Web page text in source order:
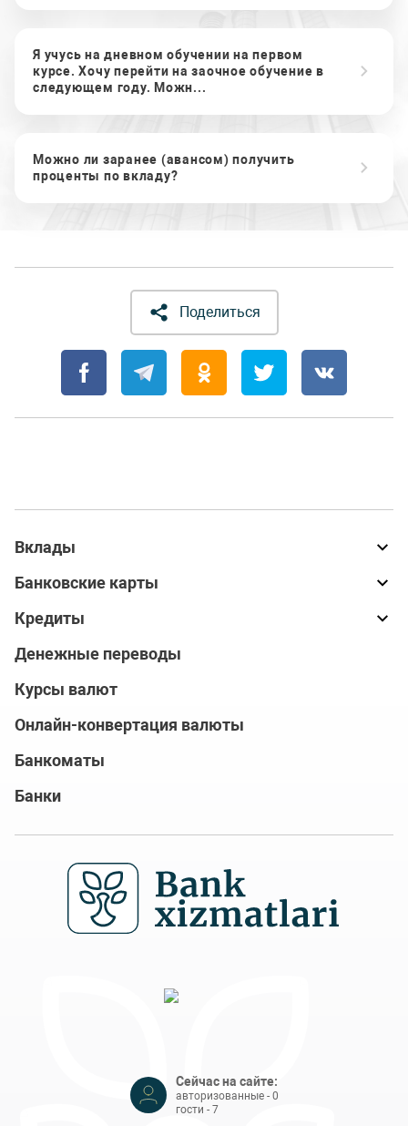
Я учусь на дневном обучении на первом
курсе. Хочу перейти на заочное обучение в
следующем году. Можн...
Можно ли заранее (авансом) получить
проценты по вкладу?
Поделиться
Вклады
Банковские карты
Кредиты
Денежные переводы
Курсы валют
Онлайн-конвертация валюты
Банкоматы
Банки
Сейчас на сайте:
авторизованные - 0
гости - 7